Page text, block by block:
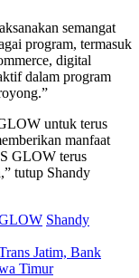
semangat
program, termasuk
digital
dalam program
untuk terus
manfaat
GLOW terus
tutup Shandy
Shandy
Jatim, Bank
Timur